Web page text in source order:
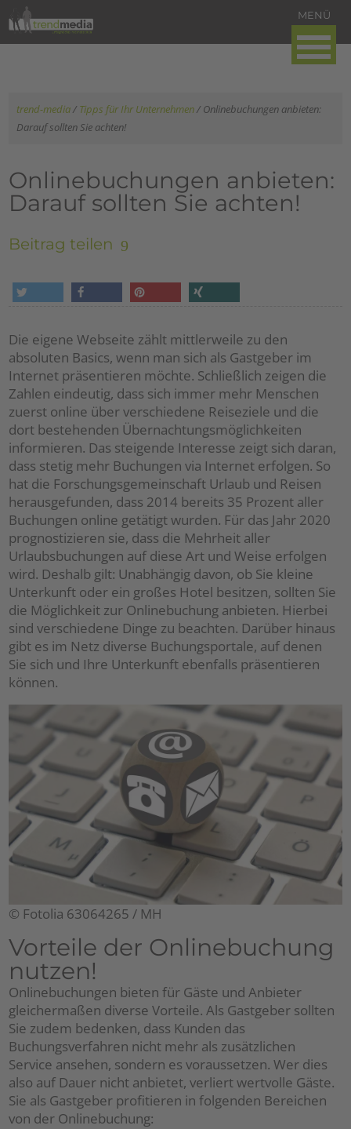
trend-media/ Tipps für Ihr Unternehmen/ Onlinebuchungen anbieten:
Darauf sollten Sie achten!
Onlinebuchungen anbieten:
Darauf sollten Sie achten!
Beitrag teilen
Die eigene Webseite zählt mittlerweile zu den
absoluten Basics, wenn man sich als Gastgeber im
Internet präsentieren möchte. Schließlich zeigen die
Zahlen eindeutig, dass sich immer mehr Menschen
zuerst online über verschiedene Reiseziele und die
dort bestehenden Übernachtungsmöglichkeiten
informieren. Das steigende Interesse zeigt sich daran,
dass stetig mehr Buchungen via Internet erfolgen. So
hat die Forschungsgemeinschaft Urlaub und Reisen
herausgefunden, dass 2014 bereits 35 Prozent aller
Buchungen online getätigt wurden. Für das Jahr 2020
prognostizieren sie, dass die Mehrheit aller
Urlaubsbuchungen auf diese Art und Weise erfolgen
wird. Deshalb gilt: Unabhängig davon, ob Sie kleine
Unterkunft oder ein großes Hotel besitzen, sollten Sie
die Möglichkeit zur Onlinebuchung anbieten. Hierbei
sind verschiedene Dinge zu beachten. Darüber hinaus
gibt es im Netz diverse Buchungsportale, auf denen
Sie sich und Ihre Unterkunft ebenfalls präsentieren
können.
© Fotolia 63064265 / MH
Vorteile der Onlinebuchung
nutzen!
Onlinebuchungen bieten für Gäste und Anbieter
gleichermaßen diverse Vorteile. Als Gastgeber sollten
Sie zudem bedenken, dass Kunden das
Buchungsverfahren nicht mehr als zusätzlichen
Service ansehen, sondern es voraussetzen. Wer dies
also auf Dauer nicht anbietet, verliert wertvolle Gäste.
Sie als Gastgeber profitieren in folgenden Bereichen
von der Onlinebuchung: